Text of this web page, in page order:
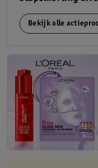
Bekijk alle